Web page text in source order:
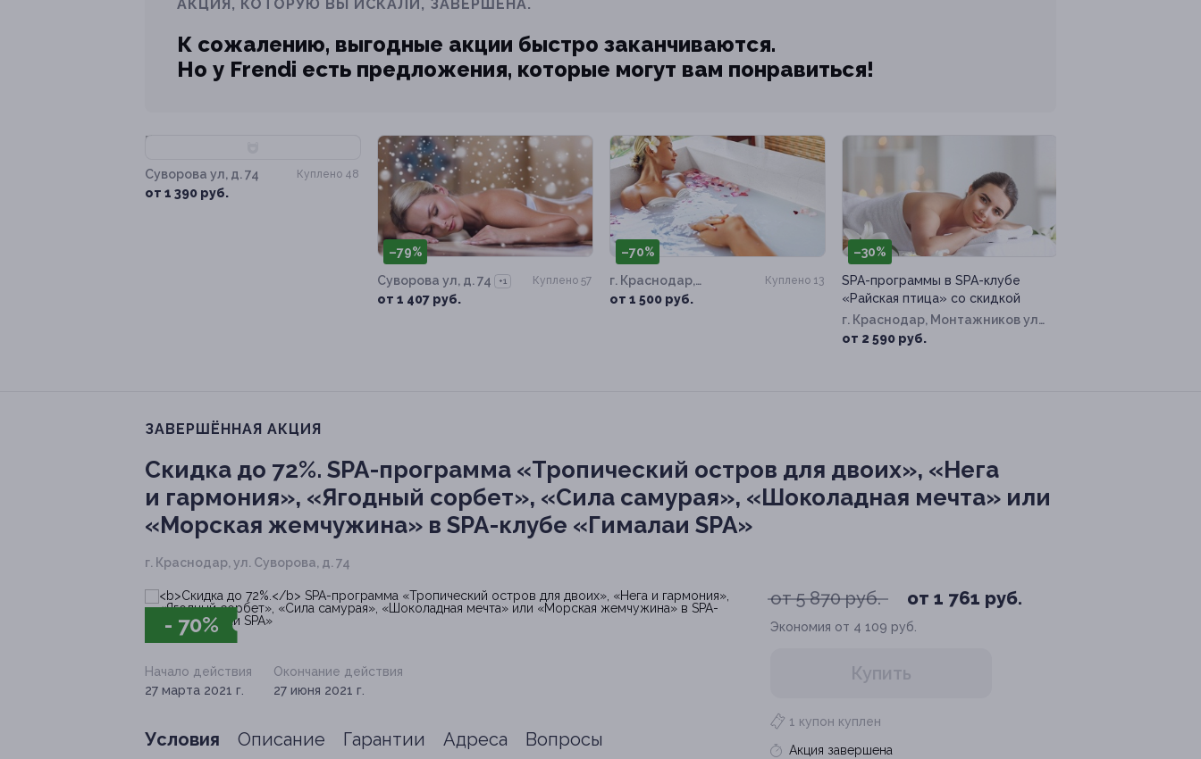
АКЦИЯ, КОТОРУЮ ВЫ ИСКАЛИ, ЗАВЕРШЕНА.
К сожалению, выгодные акции быстро заканчиваются.
Но у Frendi есть предложения, которые могут вам понравиться!
Суворова ул, д. 74
от 1 390 руб.
Куплено 48
–79%
Суворова ул, д. 74
+1
от 1 407 руб.
Куплено 57
–70%
г. Краснодар,
Суворова ул, д. 74
от 1 500 руб.
Куплено 13
–30%
SPA-программы в SPA-клубе
«Райская птица» со скидкой
г. Краснодар, Монтажников ул,
д. 5
от 2 590 руб.
ЗАВЕРШЁННАЯ АКЦИЯ
Скидка до 72%. SPA-программа «Тропический остров для двоих», «Нега
и гармония», «Ягодный сорбет», «Сила самурая», «Шоколадная мечта» или
«Морская жемчужина» в SPA-клубе «Гималаи SPA»
г. Краснодар, ул. Суворова, д. 74
- 70%
от 5 870 руб. от 1 761 руб.
Экономия от 4 109 руб.
Купить
1 купон куплен
Акция завершена
Начало действия
27 марта 2021 г.
Окончание действия
27 июня 2021 г.
Условия Описание Гарантии Адреса Вопросы